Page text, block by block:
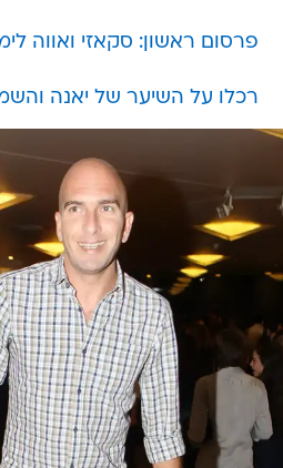
פרסום ראשון: סקאזי ואווה
רכלו על השיער של יאנה